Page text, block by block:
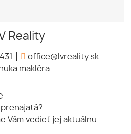
Reality
office@lvreality.sk
makléra
Vám vedieť jej aktuálnu